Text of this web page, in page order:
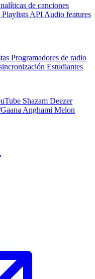
de canciones
Playlists API Audio features
Programadores de radio
Estudiantes
Shazam Deezer
Anghami Melon